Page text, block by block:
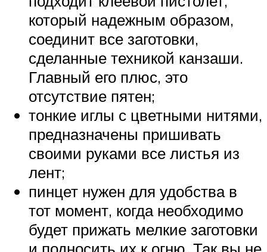
который надежным образом,
соединит все заготовки,
сделанные техникой канзаши.
Главный его плюс, это
отсутствие пятен;
тонкие иглы с цветными нитями,
предназначены пришивать
своими руками все листья из
лент;
пинцет нужен для удобства в
тот момент, когда необходимо
будет прижать мелкие заготовки